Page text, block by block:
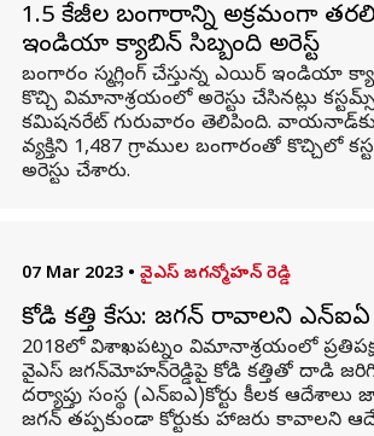
1.5 కేజీల బంగారాన్ని అక్రమంగా
ఇండియా క్యాబిన్ సిబ్బంది అరెస్ట్
బంగారం స్మగ్లింగ్ చేస్తున్న ఎయిర్ ఇండియా
కొచ్చి విమానాశ్రయంలో అరెస్టు చేసినట్లు
కమిషనరేట్ గురువారం తెలిపింది. వాయనాడ్‌కు
వ్యక్తిని 1,487 గ్రాముల బంగారంతో కొచ్చిలో
అరెస్టు చేశారు.
07 Mar 2023 • వైఎస్ జగన్మోహన్ రెడ్డి
కోడి కత్తి కేసు: జగన్ రావాలని ఎన్ఐఏ
2018లో విశాఖపట్నం విమానాశ్రయంలో
వైఎస్‌ జగన్‌మోహన్‌రెడ్డిపై కోడి కత్తితో దాడి
దర్యాప్తు సంస్థ (ఎన్ఐఎ)కోర్టు కీలక ఆదేశాలు
జగన్ తప్పకుండా కోర్టుకు హాజరు కావాలని